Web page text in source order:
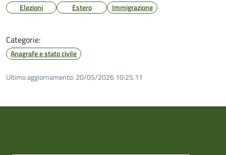
Elezioni Estero Immigrazione
Categorie:
Anagrafe e stato civile
Ultimo aggiornamento: 20/05/2026 10:25.11